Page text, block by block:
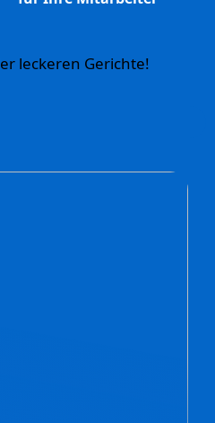
leckeren Gerichte!